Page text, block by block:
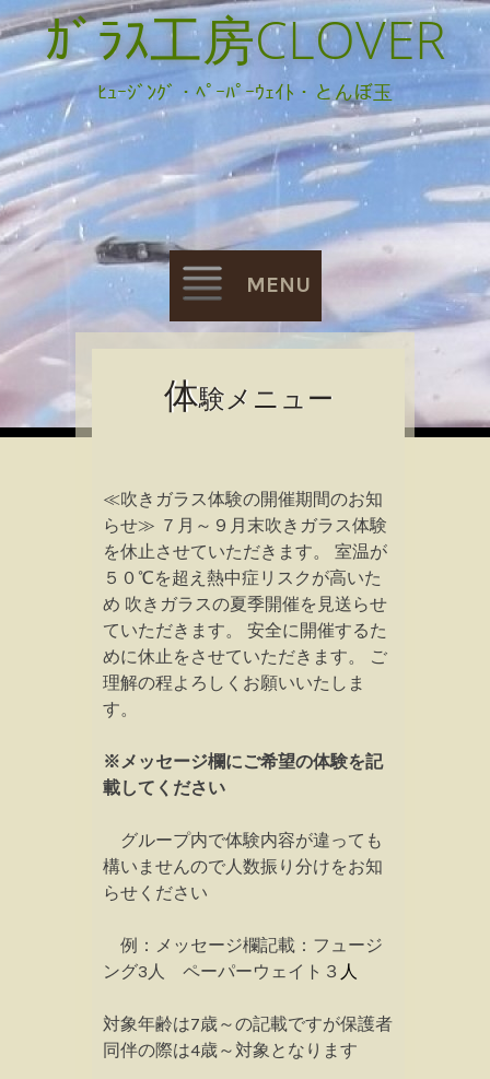
ｶﾞﾗｽ工房CLOVER
ﾋｭｰｼﾞﾝｸﾞ・ﾍﾟｰﾊﾟｰｳｪｲﾄ・とんぼ玉
MENU
to
体験メニュー
≪吹きガラス体験の開催期間のお知
らせ≫ ７月～９月末吹きガラス体験
を休止させていただきます。 室温が
５０℃を超え熱中症リスクが高いた
め 吹きガラスの夏季開催を見送らせ
ていただきます。 安全に開催するた
めに休止をさせていただきます。 ご
理解の程よろしくお願いいたしま
す。
※メッセージ欄にご希望の体験を記
載してください
グループ内で体験内容が違っても
構いませんので人数振り分けをお知
らせください
例：メッセージ欄記載：フュージ
ング3人 ペーパーウェイト３ 人
対象年齢は7歳～の記載ですが保護者
同伴の際は4歳～対象となります